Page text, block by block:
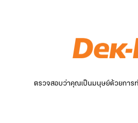
ตรวจสอบว่าคุณเป็นมนุษย์ด้วยการท